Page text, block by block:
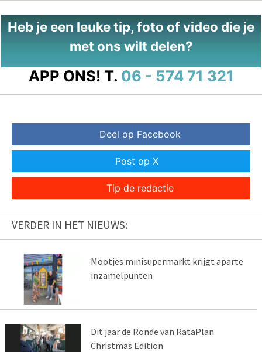
Heb je een leuke tip, foto of video die je
met ons wilt delen?
APP ONS! T. 06 - 574 71 321
Deel op Facebook
Post op X
Tip de redactie
VERDER IN HET NIEUWS:
Mootjes minisupermarkt krijgt aparte
inzamelpunten
Dit jaar de Ronde van RataPlan
Christmas Edition